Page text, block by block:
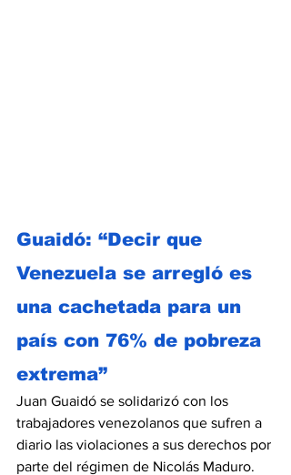
Guaidó: “Decir que
Venezuela se arregló es
una cachetada para un
país con 76% de pobreza
extrema”
Juan Guaidó se solidarizó con los
trabajadores venezolanos que sufren a
diario las violaciones a sus derechos por
parte del régimen de Nicolás Maduro.